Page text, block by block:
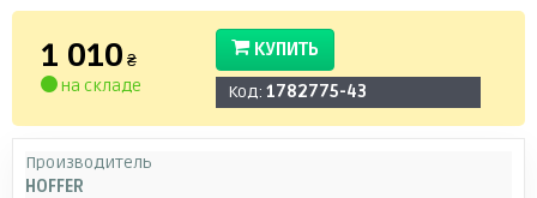
1 010 ₴
на складе
КУПИТЬ
Код: 1782775-43
Производитель
HOFFER